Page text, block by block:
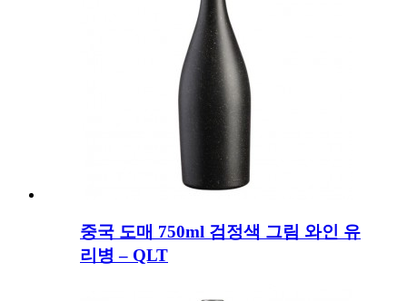
중국 도매 750ml 검정색 그림 와인 유
리병 – QLT